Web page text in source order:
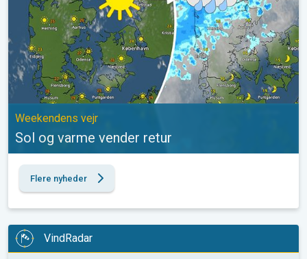
Weekendens vejr
Sol og varme vender retur
Flere nyheder
VindRadar